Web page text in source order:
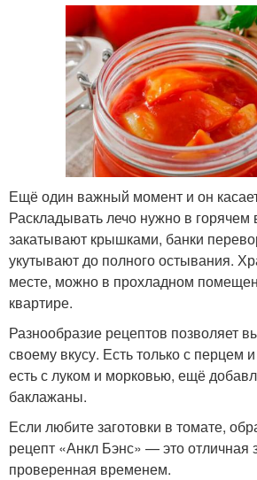
Ещё один важный момент и он
Раскладывать лечо нужно в горячем
закатывают крышками, банки
укутывают до полного остывания.
месте, можно в прохладном
квартире.
Разнообразие рецептов позволяет
своему вкусу. Есть только с перцем
есть с луком и морковью, ещё
баклажаны.
Если любите заготовки в томате,
рецепт «Анкл Бэнс» — это отличная
проверенная временем.